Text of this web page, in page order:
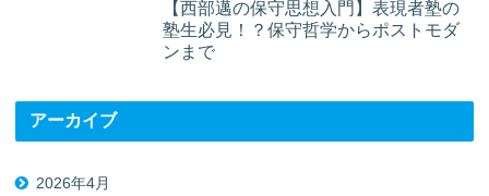
【西部邁の保守思想入門】表現者塾の
塾生必見！？保守哲学からポストモダ
ンまで
アーカイブ
2026年4月